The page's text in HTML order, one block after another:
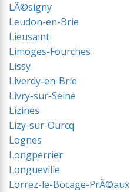
LÃ©signy
Leudon-en-Brie
Lieusaint
Limoges-Fourches
Lissy
Liverdy-en-Brie
Livry-sur-Seine
Lizines
Lizy-sur-Ourcq
Lognes
Longperrier
Longueville
Lorrez-le-Bocage-PrÃ©aux